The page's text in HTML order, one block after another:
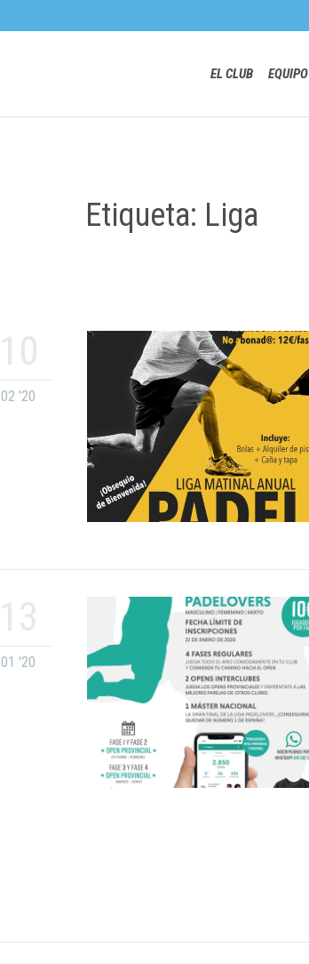
EL CLUB EQUIPO
Etiqueta: Liga
02 '20
01 '20